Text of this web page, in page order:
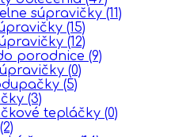
súpravičky (11)
(15)
(12)
porodnice (9)
(0)
(5)
(3)
tepláčky (0)
(2)